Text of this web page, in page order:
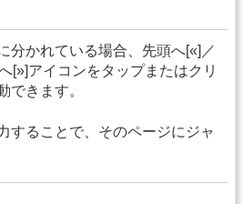
分かれている場合、先頭へ[«]／
[»]アイコンをタップまたはクリ
できます。
することで、そのページにジャ